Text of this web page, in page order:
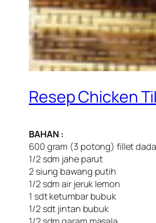
Resep Chicken
BAHAN :
600 gram (3 potong) fillet
1/2 sdm jahe parut
2 siung bawang putih
1/2 sdm air jeruk lemon
1 sdt ketumbar bubuk
1/2 sdt jintan bubuk